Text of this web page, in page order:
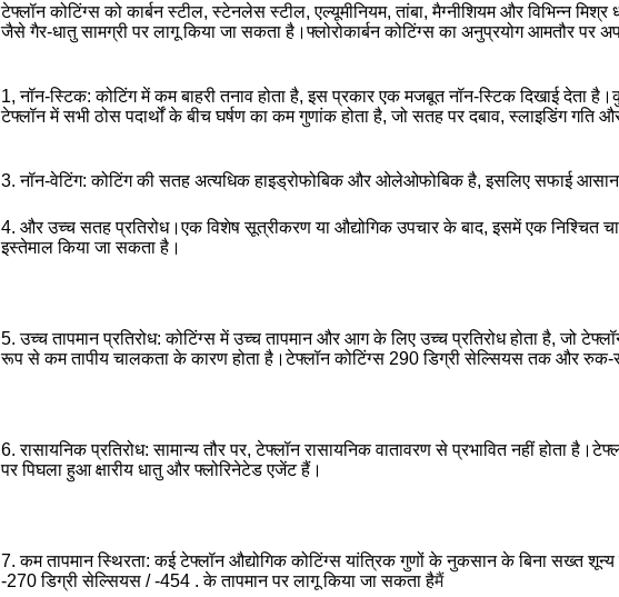
टेफ्लॉन कोटिंग्स को कार्बन स्टील, स्टेनलेस स्टील, एल्यूमीनियम, तांबा, मैग्नीशियम और विभिन्न
जैसे गैर-धातु सामग्री पर लागू किया जा सकता है।फ्लोरोकार्बन कोटिंग्स का अनुप्रयोग आमतौर पर
1, नॉन-स्टिक: कोटिंग में कम बाहरी तनाव होता है, इस प्रकार एक मजबूत नॉन-स्टिक दिखाई देता
टेफ्लॉन में सभी ठोस पदार्थों के बीच घर्षण का कम गुणांक होता है, जो सतह पर दबाव, स्लाइडिंग
3. नॉन-वेटिंग: कोटिंग की सतह अत्यधिक हाइड्रोफोबिक और ओलेओफोबिक है, इसलिए सफाई
4. और उच्च सतह प्रतिरोध।एक विशेष सूत्रीकरण या औद्योगिक उपचार के बाद, इसमें एक निश्चित
इस्तेमाल किया जा सकता है।
5. उच्च तापमान प्रतिरोध: कोटिंग्स में उच्च तापमान और आग के लिए उच्च प्रतिरोध होता है, जो
रूप से कम तापीय चालकता के कारण होता है।टेफ्लॉन कोटिंग्स 290 डिग्री सेल्सियस तक और
6. रासायनिक प्रतिरोध: सामान्य तौर पर, टेफ्लॉन रासायनिक वातावरण से प्रभावित नहीं होता
पर पिघला हुआ क्षारीय धातु और फ्लोरिनेटेड एजेंट हैं।
7. कम तापमान स्थिरता: कई टेफ्लॉन औद्योगिक कोटिंग्स यांत्रिक गुणों के नुकसान के बिना सख्त
-270 डिग्री सेल्सियस / -454 . के तापमान पर लागू किया जा सकता हैमैं